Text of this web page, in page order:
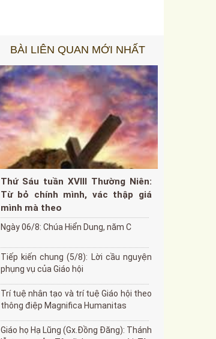
BÀI LIÊN QUAN MỚI NHẤT
Thứ Sáu tuần XVIII Thường Niên:
Từ bỏ chính mình, vác thập giá
mình mà theo
Ngày 06/8: Chúa Hiển Dung, năm C
Tiếp kiến chung (5/8): Lời cầu nguyện
phụng vụ của Giáo hội
Trí tuệ nhân tạo và trí tuệ Giáo hội theo
thông điệp Magnifica Humanitas
Giáo họ Hạ Lũng (Gx.Đồng Đăng): Thánh